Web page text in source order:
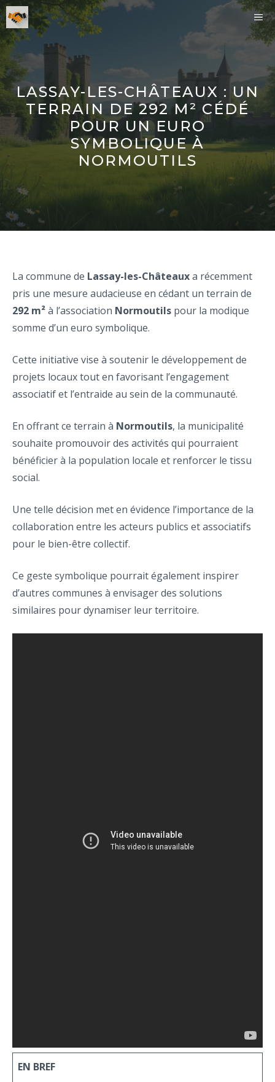
Aller
au
contenu
LASSAY-LES-CHÂTEAUX : UN
TERRAIN DE 292 M² CÉDÉ
POUR UN EURO
SYMBOLIQUE À
NORMOUTILS
La commune de Lassay-les-Châteauxa récemment
pris une mesure audacieuse en cédant un terrain de
292 m²à l’association Normoutils pour la modique
somme d’un euro symbolique.
Cette initiative vise à soutenir le développement de
projets locaux tout en favorisant l’engagement
associatif et l’entraide au sein de la communauté.
En offrant ce terrain à Normoutils, la municipalité
souhaite promouvoir des activités qui pourraient
bénéficier à la population locale et renforcer le tissu
social.
Une telle décision met en évidence l’importance de la
collaboration entre les acteurs publics et associatifs
pour le bien-être collectif.
Ce geste symbolique pourrait également inspirer
d’autres communes à envisager des solutions
similaires pour dynamiser leur territoire.
EN BREF